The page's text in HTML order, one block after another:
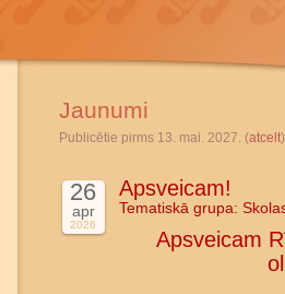
Jaunumi
Publicētie pirms 13. mai. 2027. (atcelt)
26
apr
2026
Apsveicam!
Tematiskā grupa:
Apsveicam